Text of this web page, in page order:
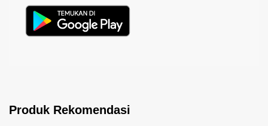
Produk Rekomendasi